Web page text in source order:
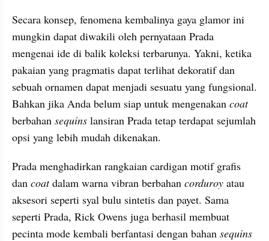
Secara konsep, fenomena kembalinya gaya glamor ini
mungkin dapat diwakili oleh pernyataan Prada
mengenai ide di balik koleksi terbarunya. Yakni, ketika
pakaian yang pragmatis dapat terlihat dekoratif dan
sebuah ornamen dapat menjadi sesuatu yang fungsional.
Bahkan jika Anda belum siap untuk mengenakan
coat
berbahan sequins lansiran Prada tetap terdapat sejumlah
opsi yang lebih mudah dikenakan.
Prada menghadirkan rangkaian cardigan motif grafis
dan coat dalam warna vibran berbahan corduroy atau
aksesori seperti syal bulu sintetis dan payet. Sama
seperti Prada, Rick Owens juga berhasil membuat
pecinta mode kembali berfantasi dengan bahan